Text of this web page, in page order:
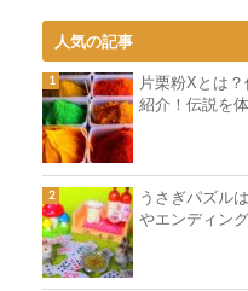
人気の記事
片栗粉Xとは
紹介！伝説を
うさぎパズル
やエンディン